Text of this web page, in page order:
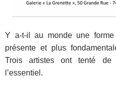
Y a-t-il au monde une
présente et plus
Trois artistes ont tenté de
l’essentiel.